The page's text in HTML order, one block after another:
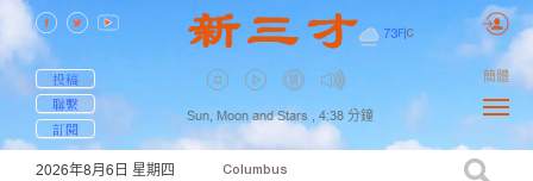
73F| C
投稿
聯繫
訂閱
Sun, Moon and Stars , 4:38 分鐘
簡體
2026年8月6日 星期四 Columbus